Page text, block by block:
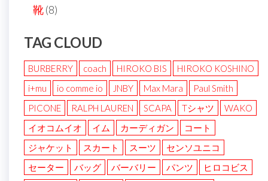
靴(8)
TAG CLOUD
BURBERRY coach HIROKO BIS
HIROKO KOSHINO
i+mu
io comme io JNBY Max Mara
Paul Smith
PICONE
RALPH LAUREN SCAPA Tシャツ
WAKO
イオコムイオ
イム カーディガン
コート
ジャケット
スカート スーツ
センソユニコ
セーター
バッグ バーバリー パンツ
ヒロコビス